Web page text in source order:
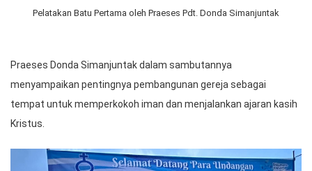
Pelatakan Batu Pertama oleh Praeses Pdt. Donda Simanjuntak
Praeses Donda Simanjuntak dalam sambutannya
menyampaikan pentingnya pembangunan gereja sebagai
tempat untuk memperkokoh iman dan menjalankan ajaran kasih
Kristus.